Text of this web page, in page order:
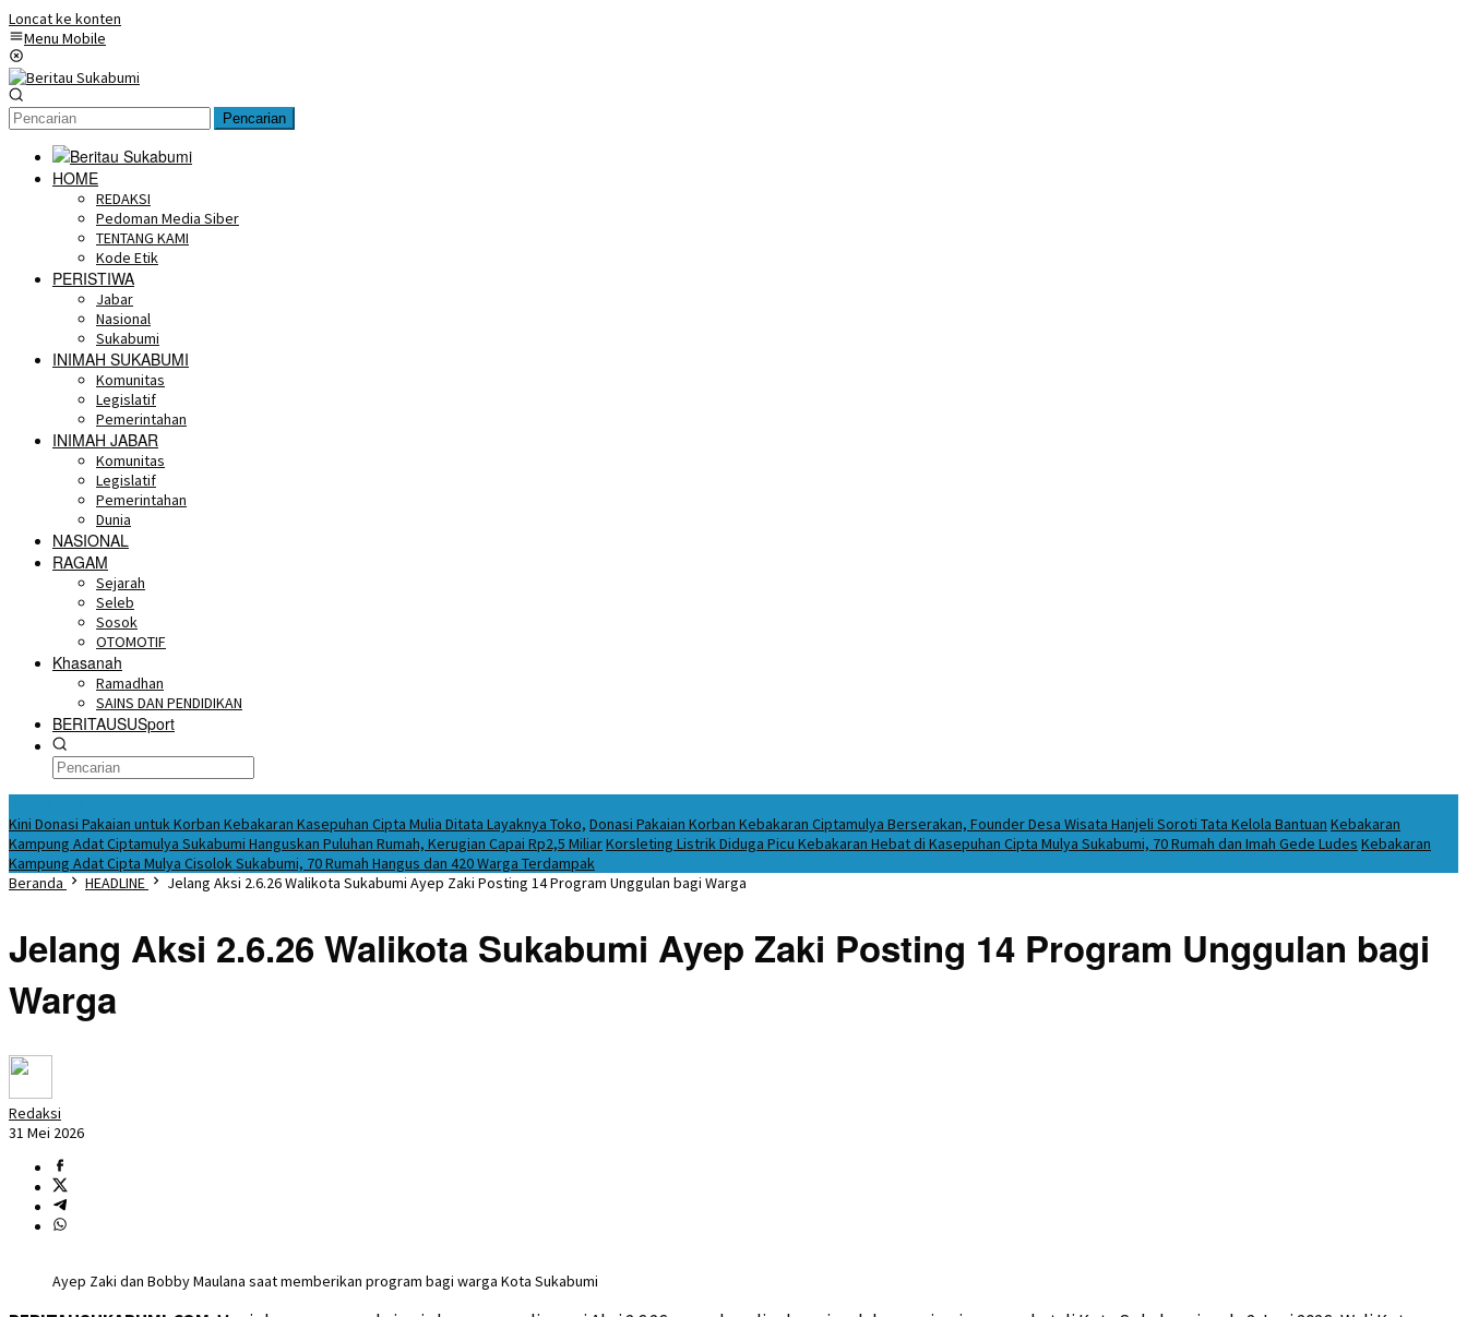
Loncat ke konten
Menu Mobile
Pencarian
HOME
REDAKSI
Pedoman Media Siber
TENTANG KAMI
Kode Etik
PERISTIWA
Jabar
Nasional
Sukabumi
INIMAH SUKABUMI
Komunitas
Legislatif
Pemerintahan
INIMAH JABAR
Komunitas
Legislatif
Pemerintahan
Dunia
NASIONAL
RAGAM
Sejarah
Seleb
Sosok
OTOMOTIF
Khasanah
Ramadhan
SAINS DAN PENDIDIKAN
BERITAUSUSport
Kini Donasi Pakaian untuk Korban Kebakaran Kasepuhan Cipta Mulia Ditata Layaknya Toko, Donasi Pakaian Korban Kebakaran Ciptamulya Berserakan, Founder Desa Wisata Hanjeli Soroti Tata Kelola Bantuan Kebakaran
Kampung Adat Ciptamulya Sukabumi Hanguskan Puluhan Rumah, Kerugian Capai Rp2,5 MiliarKorsleting Listrik Diduga Picu Kebakaran Hebat di Kasepuhan Cipta Mulya Sukabumi, 70 Rumah dan Imah Gede Ludes Kebakaran
Kampung Adat Cipta Mulya Cisolok Sukabumi, 70 Rumah Hangus dan 420 Warga Terdampak
Beranda
HEADLINE Jelang Aksi 2.6.26 Walikota Sukabumi Ayep Zaki Posting 14 Program Unggulan bagi Warga
Jelang Aksi 2.6.26 Walikota Sukabumi Ayep Zaki Posting 14 Program Unggulan bagi
Warga
Redaksi
31 Mei 2026
Ayep Zaki dan Bobby Maulana saat memberikan program bagi warga Kota Sukabumi